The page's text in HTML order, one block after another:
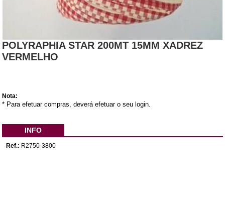
POLYRAPHIA STAR 200MT 15MM XADREZ
VERMELHO
Nota:
* Para efetuar compras, deverá efetuar o seu login.
INFO
Ref.: R2750-3800